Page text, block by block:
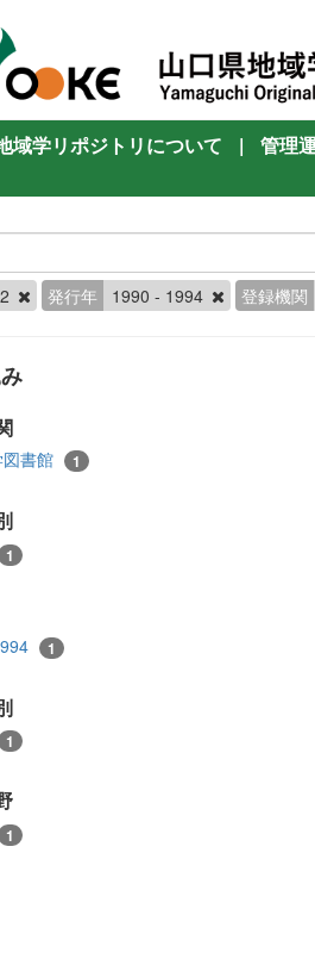
域学リポジトリについて |
管理
発行年 1990 - 1994 登録機関
書館 1
1
1
1
1